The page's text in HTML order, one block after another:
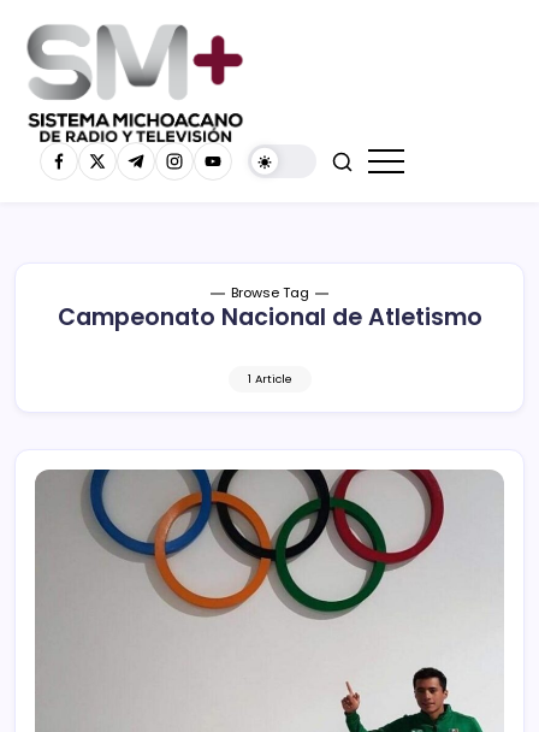
Browse Tag
Campeonato Nacional de Atletismo
1 Article